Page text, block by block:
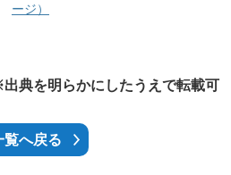
ージ）
典を明らかにしたうえで転載可
覧へ戻る